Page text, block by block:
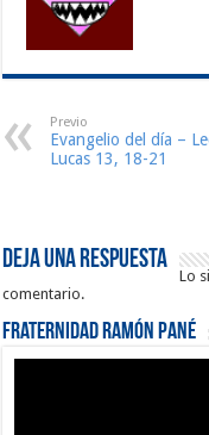
Previo
Evangelio del día –
Lucas 13, 18-21
Deja una respuesta
Lo
comentario.
Fraternidad Ramón Pané